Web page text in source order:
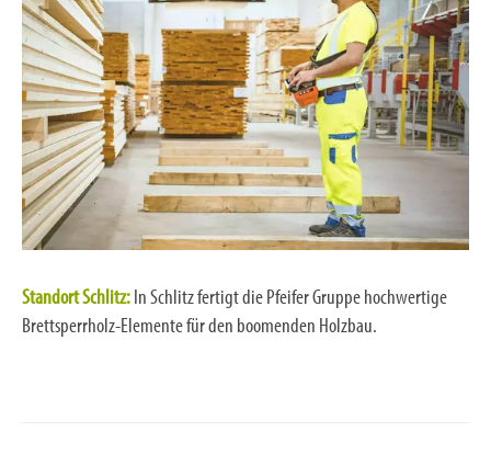
Standort Schlitz:In Schlitz fertigt die Pfeifer Gruppe hochwertige
Brettsperrholz-Elemente für den boomenden Holzbau.